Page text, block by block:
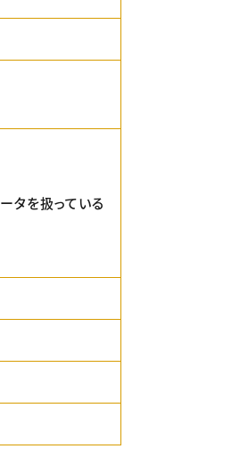
タを扱っている